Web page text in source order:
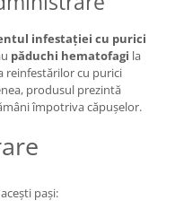
infestației cu purici
păduchi hematofagi la
reinfestărilor cu purici
produsul prezintă
împotriva căpușelor.
pași: